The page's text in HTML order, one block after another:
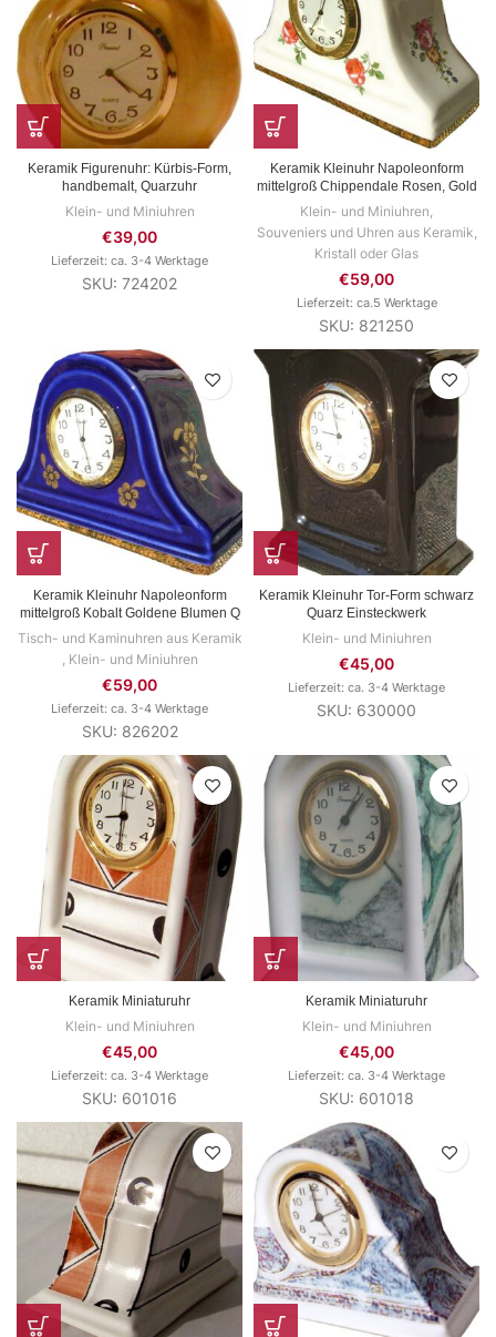
Keramik Figurenuhr: Kürbis-Form,
handbemalt, Quarzuhr
Klein- und Miniuhren
€39,00
Lieferzeit: ca. 3-4 Werktage
SKU: 724202
Keramik Kleinuhr Napoleonform
mittelgroß Chippendale Rosen, Gold
Klein- und Miniuhren,
Souveniers und Uhren aus Keramik,
Kristall oder Glas
€59,00
Lieferzeit: ca.5 Werktage
SKU: 821250
Keramik Kleinuhr Napoleonform
mittelgroß Kobalt Goldene Blumen Q
Tisch- und Kaminuhren aus Keramik
, Klein- und Miniuhren
€59,00
Lieferzeit: ca. 3-4 Werktage
SKU: 826202
Keramik Kleinuhr Tor-Form schwarz
Quarz Einsteckwerk
Klein- und Miniuhren
€45,00
Lieferzeit: ca. 3-4 Werktage
SKU: 630000
Keramik Miniaturuhr
Klein- und Miniuhren
€45,00
Lieferzeit: ca. 3-4 Werktage
SKU: 601016
Keramik Miniaturuhr
Klein- und Miniuhren
€45,00
Lieferzeit: ca. 3-4 Werktage
SKU: 601018